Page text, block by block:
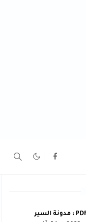
تحميل PDF : مدونة السير